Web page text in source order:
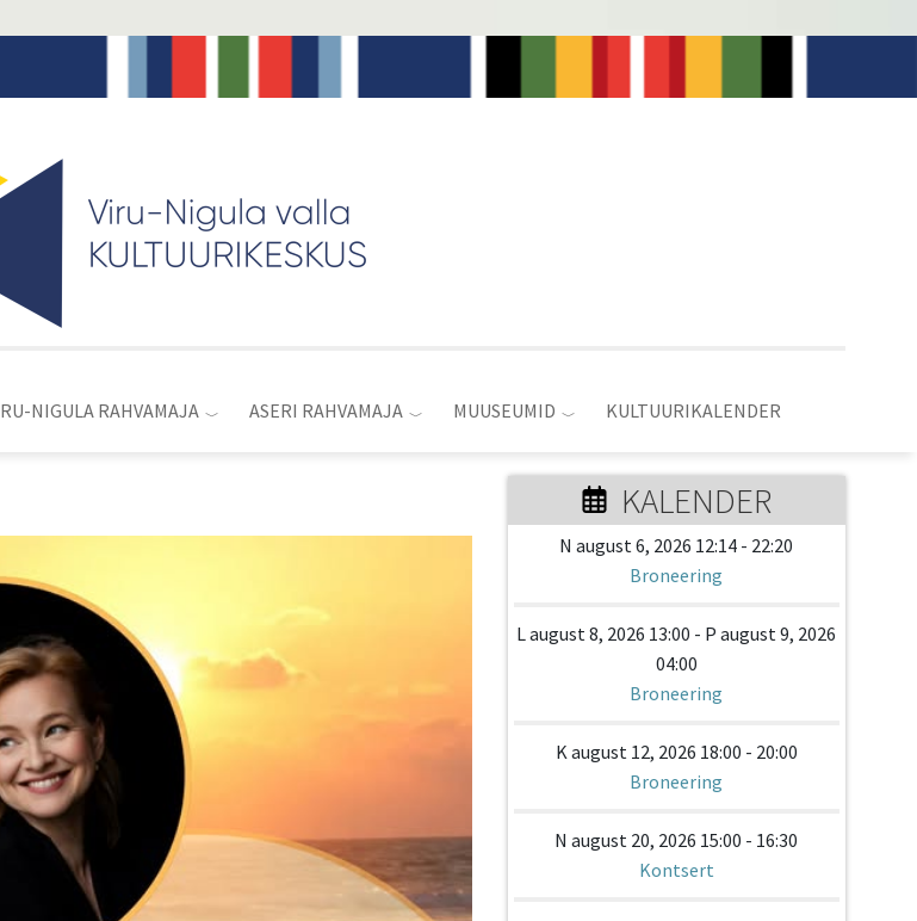
NIGULA RAHVAMAJA ASERI RAHVAMAJA MUUSEUMID KULTUURIKALENDER
KALENDER
N august 6, 2026 12:14 - 22:20
Broneering
L august 8, 2026 13:00 - P august 9, 2026
04:00
Broneering
K august 12, 2026 18:00 - 20:00
Broneering
N august 20, 2026 15:00 - 16:30
Kontsert